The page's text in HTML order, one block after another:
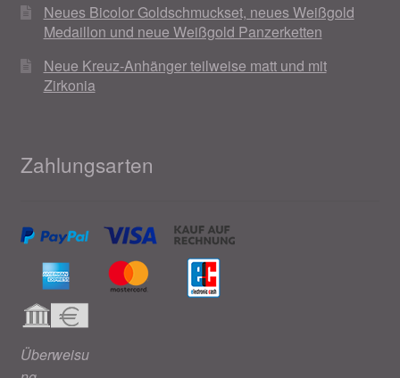
Neues Bicolor Goldschmuckset, neues Weißgold
Medaillon und neue Weißgold Panzerketten
Neue Kreuz-Anhänger teilweise matt und mit
Zirkonia
Zahlungsarten
Überweisu